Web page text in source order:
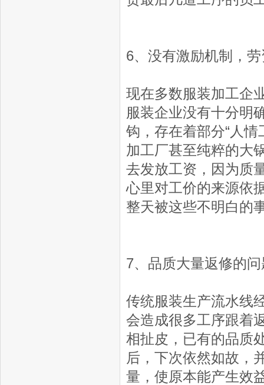
6、没有激励机制，
现在多数服装加工企
服装企业没有十分明
钩，存在着部分“人
加工厂甚至纯粹的大
去发放工资，因为质
心里对工价的来源依
整天被这些不明白的
7、品质大量返修的
传统服装生产流水线
会造成很多工序跟着
相扯皮，已有的品质
后，下次依然如故，
量，使原本能产生效